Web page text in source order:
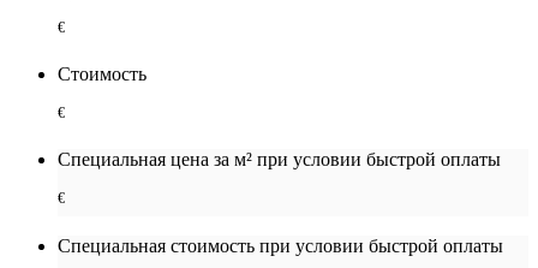
€
Стоимость
€
Специальная цена за м² при условии быстрой оплаты
€
Специальная cтоимость при условии быстрой оплаты